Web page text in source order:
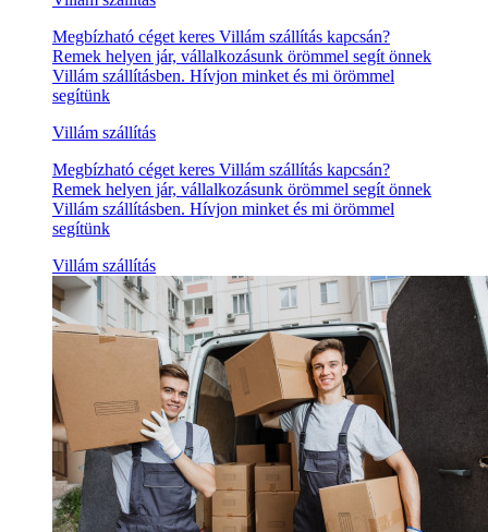
Megbízható céget keres Villám szállítás kapcsán?
Remek helyen jár, vállalkozásunk örömmel segít önnek
Villám szállításben. Hívjon minket és mi örömmel
segítünk
Villám szállítás
Megbízható céget keres Villám szállítás kapcsán?
Remek helyen jár, vállalkozásunk örömmel segít önnek
Villám szállításben. Hívjon minket és mi örömmel
segítünk
Villám szállítás